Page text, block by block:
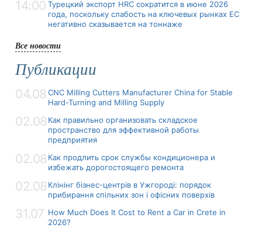
14:00 Турецкий экспорт HRC сократится в июне 2026
года, поскольку слабость на ключевых рынках ЕС
негативно сказывается на тоннаже
Все новости
Публикации
04.08 CNC Milling Cutters Manufacturer China for Stable
Hard-Turning and Milling Supply
02.08 Как правильно организовать складское
пространство для эффективной работы
предприятия
02.08 Как продлить срок службы кондиционера и
избежать дорогостоящего ремонта
02.08 Клінінг бізнес-центрів в Ужгороді: порядок
прибирання спільних зон і офісних поверхів
31.07 How Much Does It Cost to Rent a Car in Crete in
2026?